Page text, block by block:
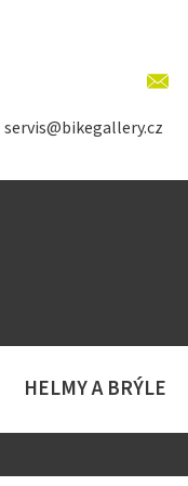
servis@bikegallery.cz
HELMY A BRÝLE